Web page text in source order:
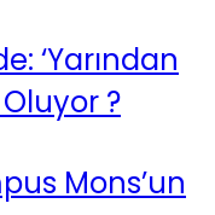
‘Yarından
?
Mons’un